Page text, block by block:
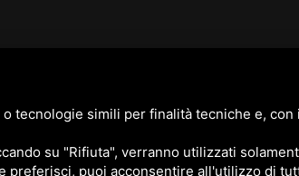
tecnologie simili per finalità tecniche e,
su "Rifiuta", verranno utilizzati
preferisci, puoi acconsentire all'utilizzo di